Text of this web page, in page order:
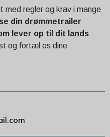
med regler og krav i mange
din drømmetrailer
lever op til dit lands
og fortæl os dine